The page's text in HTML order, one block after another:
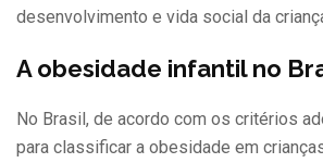
desenvolvimento e vida social da
A obesidade infantil no
No Brasil, de acordo com os critérios
para classificar a obesidade em